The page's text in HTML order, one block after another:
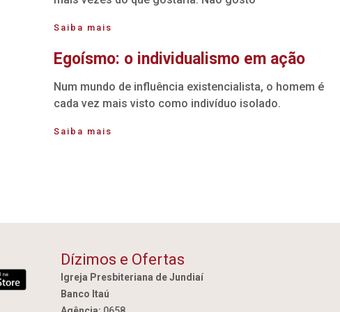
Saiba mais
Egoísmo: o individualismo em ação
Num mundo de influência existencialista, o homem é
cada vez mais visto como indivíduo isolado.
Saiba mais
Dízimos e Ofertas
Igreja Presbiteriana de Jundiaí
Banco Itaú